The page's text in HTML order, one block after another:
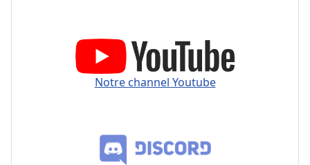
Notre channel Youtube